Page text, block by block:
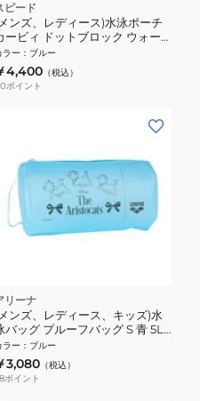
ピード
ンズ、レディース)水泳ポーチ
ービィ ドットブロック ウォー
ープルーフ Mサイズ SE22609
ラー ： ブルー
4,400 （税込）
ポイント
リーナ
ンズ、レディース、キッズ)水
バッグ プルーフバッグ S 青 5L
BLBK スイミングバ
グ 小型 おしゃれキャット
ラー ： ブルー
3,080 （税込）
ポイント